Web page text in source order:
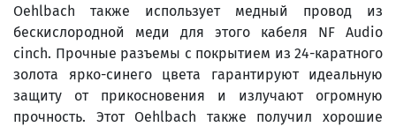
Oehlbach также использует медный провод из
бескислородной меди для этого кабеля NF Audio
cinch. Прочные разъемы с покрытием из 24-каратного
золота ярко-синего цвета гарантируют идеальную
защиту от прикосновения и излучают огромную
прочность. Этот Oehlbach также получил хорошие